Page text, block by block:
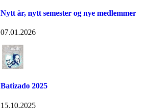
Nytt år, nytt semester og nye medlemmer
07.01.2026
Batizado 2025
15.10.2025